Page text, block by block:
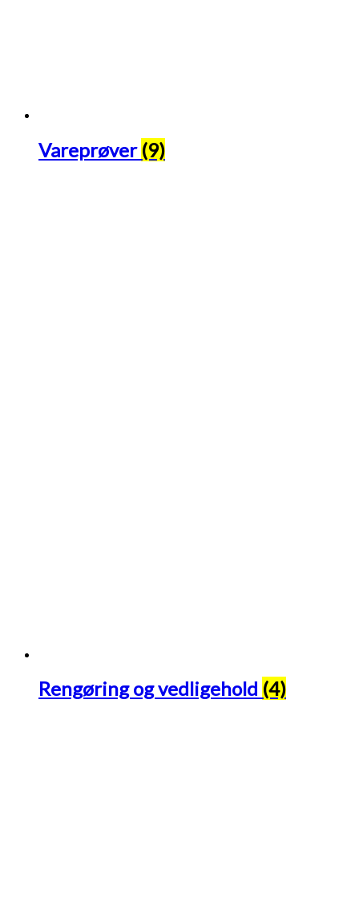
Vareprøver (9)
Rengøring og vedligehold (4)